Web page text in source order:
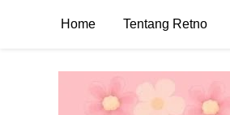
Home Tentang Retno